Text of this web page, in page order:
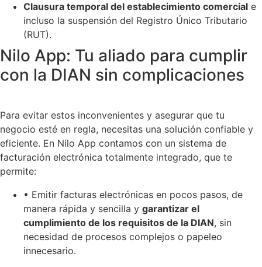
Clausura temporal del establecimiento comercial e
incluso la suspensión del Registro Único Tributario
(RUT).
Nilo App: Tu aliado para cumplir
con la DIAN sin complicaciones
Para evitar estos inconvenientes y asegurar que tu
negocio esté en regla, necesitas una solución confiable y
eficiente. En Nilo App contamos con un sistema de
facturación electrónica totalmente integrado, que te
permite:
• Emitir facturas electrónicas en pocos pasos, de
manera rápida y sencilla y garantizar el
cumplimiento de los requisitos de la DIAN, sin
necesidad de procesos complejos o papeleo
innecesario.